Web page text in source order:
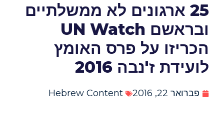
25 ארגונים לא ממשלתיים
ובראשם UN Watch
הכריזו על פרס האומץ
לועידת ז'נבה 2016
פברואר 22, 2016 Hebrew Content